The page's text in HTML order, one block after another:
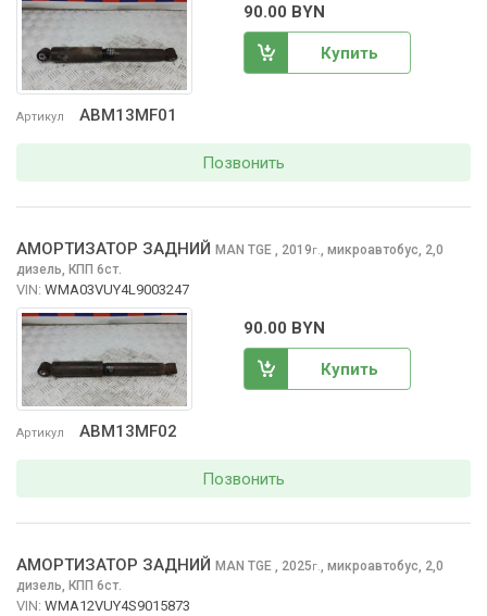
Артикул ABM13MF01
90.00 BYN
Купить
Позвонить
Артикул ABM13MF02
АМОРТИЗАТОР ЗАДНИЙ MAN TGE , 2019г. микроавтобус, 2,0
дизель, КПП 6ст.
VIN: WMA03VUY4L9003247
90.00 BYN
Купить
Позвонить
АМОРТИЗАТОР ЗАДНИЙ MAN TGE , 2025г. микроавтобус, 2,0
дизель, КПП 6ст.
VIN: WMA12VUY4S9015873